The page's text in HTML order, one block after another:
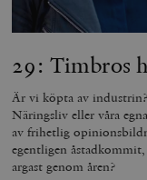
29: Timbros
Är vi köpta av
Näringsliv eller våra
av frihetlig
egentligen
argast genom åren?